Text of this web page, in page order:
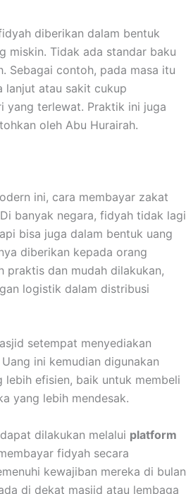
diberikan dalam bentuk
miskin. Tidak ada standar baku
Sebagai contoh, pada masa itu
lanjut atau sakit cukup
yang terlewat. Praktik ini juga
oleh Abu Hurairah.
ini, cara membayar zakat
banyak negara, fidyah tidak lagi
bisa juga dalam bentuk uang
diberikan kepada orang
praktis dan mudah dilakukan,
logistik dalam distribusi
setempat menyediakan
Uang ini kemudian digunakan
efisien, baik untuk membeli
yang lebih mendesak.
dilakukan melalui platform
fidyah secara
kewajiban mereka di bulan
di dekat masjid atau lembaga